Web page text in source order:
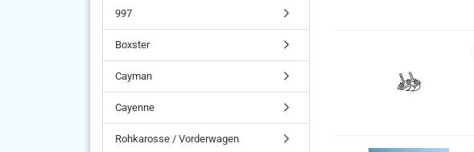
997
Boxster
Cayman
Cayenne
Rohkarosse / Vorderwagen